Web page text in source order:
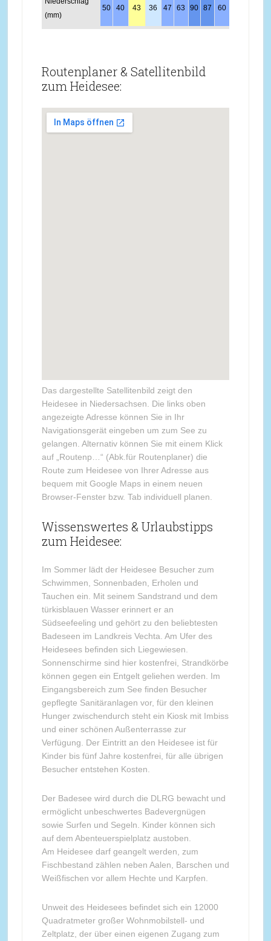
(mm)
50 40 43 36 47 63 90 87 60
Routenplaner & Satellitenbild
zum Heidesee:
Das dargestellte Satellitenbild zeigt den
Heidesee in Niedersachsen. Die links oben
angezeigte Adresse können Sie in Ihr
Navigationsgerät eingeben um zum See zu
gelangen. Alternativ können Sie mit einem Klick
auf „Routenp…“ (Abk.für Routenplaner) die
Route zum Heidesee von Ihrer Adresse aus
bequem mit Google Maps in einem neuen
Browser-Fenster bzw. Tab individuell planen.
Wissenswertes & Urlaubstipps
zum Heidesee:
Im Sommer lädt der Heidesee Besucher zum
Schwimmen, Sonnenbaden, Erholen und
Tauchen ein. Mit seinem Sandstrand und dem
türkisblauen Wasser erinnert er an
Südseefeeling und gehört zu den beliebtesten
Badeseen im Landkreis Vechta. Am Ufer des
Heidesees befinden sich Liegewiesen.
Sonnenschirme sind hier kostenfrei, Strandkörbe
können gegen ein Entgelt geliehen werden. Im
Eingangsbereich zum See finden Besucher
gepflegte Sanitäranlagen vor, für den kleinen
Hunger zwischendurch steht ein Kiosk mit Imbiss
und einer schönen Außenterrasse zur
Verfügung. Der Eintritt an den Heidesee ist für
Kinder bis fünf Jahre kostenfrei, für alle übrigen
Besucher entstehen Kosten.
Der Badesee wird durch die DLRG bewacht und
ermöglicht unbeschwertes Badevergnügen
sowie Surfen und Segeln. Kinder können sich
auf dem Abenteuerspielplatz austoben.
Am Heidesee darf geangelt werden, zum
Fischbestand zählen neben Aalen, Barschen und
Weißfischen vor allem Hechte und Karpfen.
Unweit des Heidesees befindet sich ein 12000
Quadratmeter großer Wohnmobilstell- und
Zeltplatz, der über einen eigenen Zugang zum